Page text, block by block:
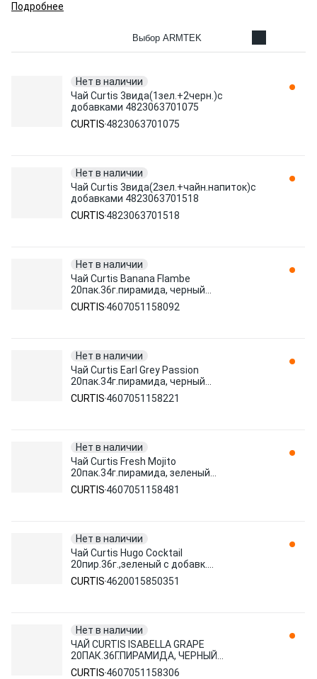
Подробнее
Выбор ARMTEK
Нет в наличии
Чай Curtis 3вида(1зел.+2черн.)с
добавками 4823063701075
CURTIS 4823063701075
Нет в наличии
Чай Curtis 3вида(2зел.+чайн.напиток)с
добавками 4823063701518
CURTIS 4823063701518
Нет в наличии
Чай Curtis Banana Flambe
20пак.36г.пирамида, черный
4607051158092
CURTIS 4607051158092
Нет в наличии
Чай Curtis Earl Grey Passion
20пак.34г.пирамида, черный
4607051158221
CURTIS 4607051158221
Нет в наличии
Чай Curtis Fresh Mojito
20пак.34г.пирамида, зеленый
4607051158481
CURTIS 4607051158481
Нет в наличии
Чай Curtis Hugo Cocktail
20пир.36г.,зеленый с добавк.
4620015850351
CURTIS 4620015850351
Нет в наличии
ЧАЙ CURTIS ISABELLA GRAPE
20ПАК.36Г.ПИРАМИДА, ЧЕРНЫЙ
4607051158306
CURTIS 4607051158306